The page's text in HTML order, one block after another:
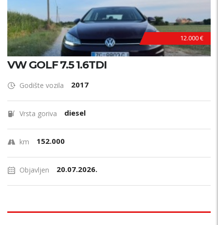
12.000 €
VW GOLF 7.5 1.6TDI
Godište vozila 2017
Vrsta goriva diesel
km 152.000
Objavljen 20.07.2026.